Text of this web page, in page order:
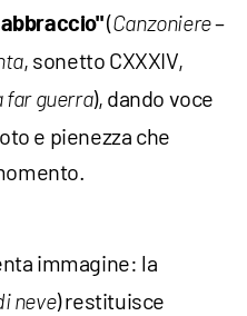
(Canzoniere–
, sonetto CXXXIV,
far guerra), dando voce
e pienezza che
immagine: la
neve) restituisce